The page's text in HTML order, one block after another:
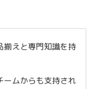
揃えと専門知識を持
ームからも支持され